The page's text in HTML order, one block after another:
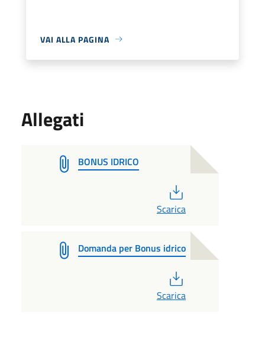
VAI ALLA PAGINA
Allegati
BONUS IDRICO
Scarica
Domanda per Bonus idrico
Scarica